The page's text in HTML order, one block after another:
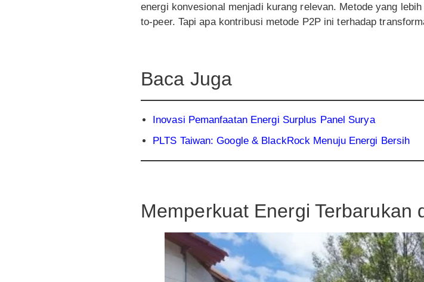
energi konvesional menjadi kurang relevan. Metode yang
to-peer. Tapi apa kontribusi metode P2P ini terhadap
Baca Juga
Inovasi Pemanfaatan Energi Surplus Panel Surya
PLTS Taiwan: Google & BlackRock Menuju Energi Bersih
Memperkuat Energi Terbarukan